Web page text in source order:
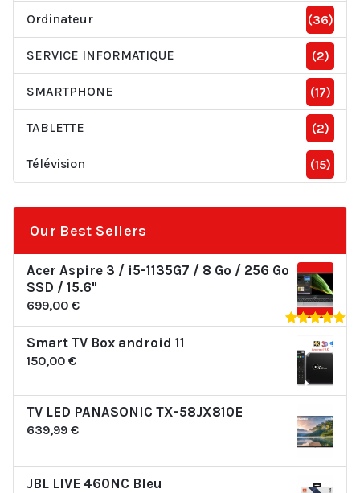
Ordinateur (36)
SERVICE INFORMATIQUE (2)
SMARTPHONE (17)
TABLETTE (2)
Télévision (15)
Our Best Sellers
Acer Aspire 3 / i5-1135G7 / 8 Go / 256 Go
SSD / 15.6"
sur 5
699,00 €
Smart TV Box android 11
150,00 €
TV LED PANASONIC TX-58JX810E
639,99 €
JBL LIVE 460NC Bleu